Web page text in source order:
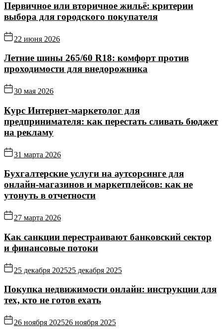
Первичное или вторичное жильё: критерии
выбора для городского покупателя
22 июня 2026
Летние шины 265/60 R18: комфорт против
проходимости для внедорожника
30 мая 2026
Курс Интернет‑маркетолог для
предпринимателя: как перестать сливать бюджет
на рекламу
31 марта 2026
Бухгалтерские услуги на аутсорсинге для
онлайн‑магазинов и маркетплейсов: как не
утонуть в отчетности
27 марта 2026
Как санкции перестраивают банковский сектор
и финансовые потоки
25 декабря 202525 декабря 2025
Покупка недвижимости онлайн: инструкции для
тех, кто не готов ехать
26 ноября 202526 ноября 2025